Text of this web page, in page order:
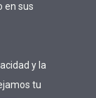
en sus
y la
tu